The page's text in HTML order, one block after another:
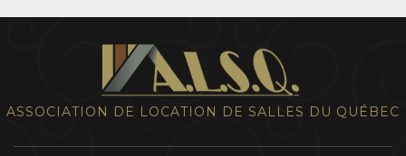
ASSOCIATION DE LOCATION DE SALLES DU QUÉBEC